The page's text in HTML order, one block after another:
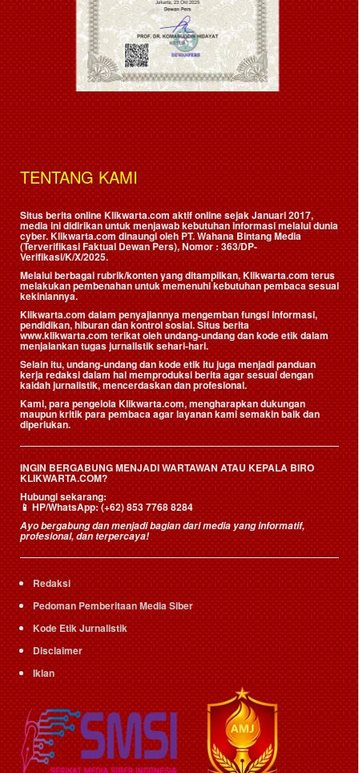
TENTANG KAMI
Situs berita online Klikwarta.com aktif online sejak Januari 2017,
media ini didirikan untuk menjawab kebutuhan informasi melalui dunia
cyber. Klikwarta.com dinaungi oleh PT. Wahana Bintang Media
(Terverifikasi Faktual Dewan Pers), Nomor : 363/DP-
Verifikasi/K/X/2025.
Melalui berbagai rubrik/konten yang ditampilkan, Klikwarta.com terus
melakukan pembenahan untuk memenuhi kebutuhan pembaca sesuai
kekiniannya.
Klikwarta.com dalam penyajiannya mengemban fungsi informasi,
pendidikan, hiburan dan kontrol sosial. Situs berita
www.klikwarta.com terikat oleh undang-undang dan kode etik dalam
menjalankan tugas jurnalistik sehari-hari.
Selain itu, undang-undang dan kode etik itu juga menjadi panduan
kerja redaksi dalam hal memproduksi berita agar sesuai dengan
kaidah jurnalistik, mencerdaskan dan profesional.
Kami, para pengelola Klikwarta.com, mengharapkan dukungan
maupun kritik para pembaca agar layanan kami semakin baik dan
diperlukan.
INGIN BERGABUNG MENJADI WARTAWAN ATAU KEPALA BIRO
KLIKWARTA.COM?
Hubungi sekarang:
📱HP/WhatsApp:(+62) 853 7768 8284
Ayo bergabung dan menjadi bagian dari media yang informatif,
profesional, dan terpercaya!
Redaksi
Pedoman Pemberitaan Media Siber
Kode Etik Jurnalistik
Disclaimer
Iklan